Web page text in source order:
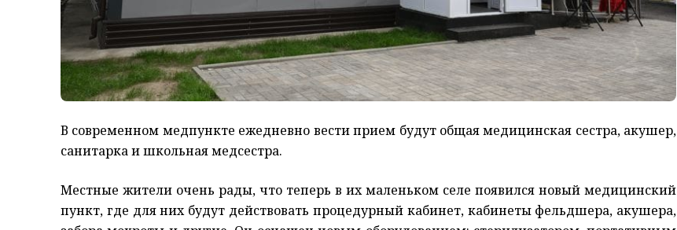
В современном медпункте ежедневно вести прием будут общая медицинская сестра, акушер,
санитарка и школьная медсестра.
Местные жители очень рады, что теперь в их маленьком селе появился новый медицинский
пункт, где для них будут действовать процедурный кабинет, кабинеты фельдшера, акушера,